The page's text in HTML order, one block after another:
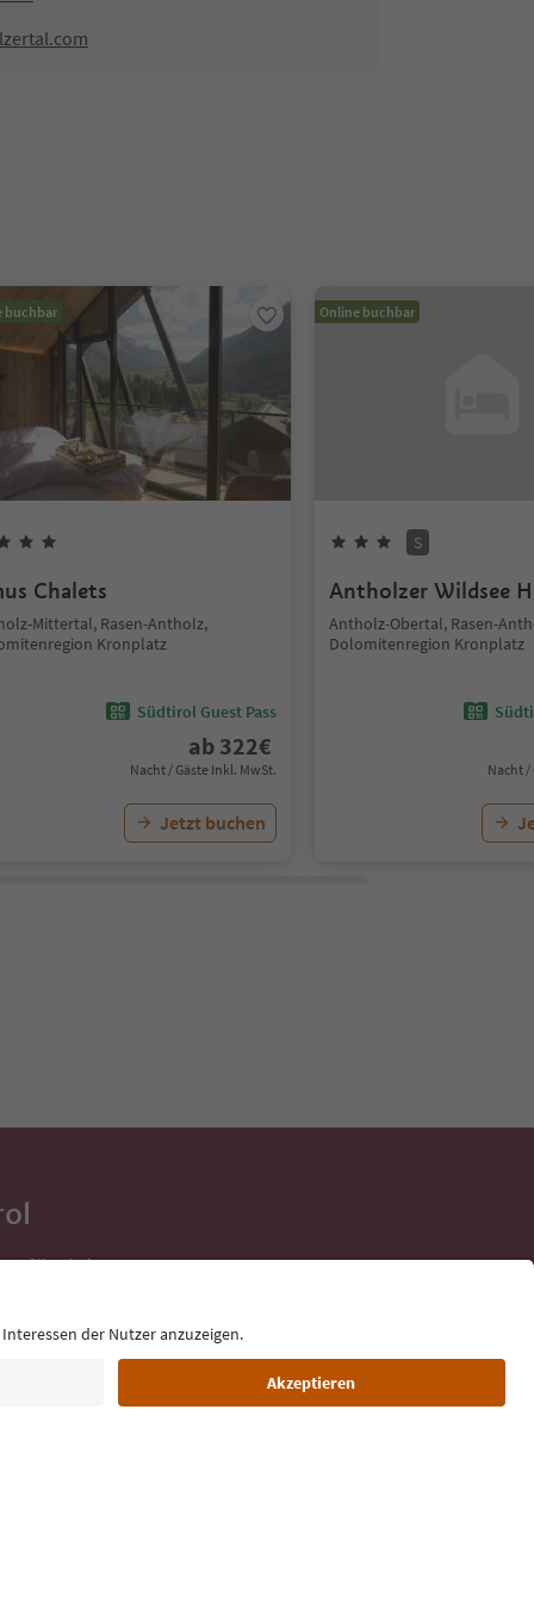
buchbar
Chalets
Mittertal, Rasen-Antholz,
Kronplatz
Südtirol Guest Pass
ab 322€
Nacht / Gäste Inkl. MwSt.
Jetzt buchen
Online buchbar
S
Antholzer Wildsee
Antholz-Obertal, Rasen-
Dolomitenregion Kronplatz
Nacht /
für deine